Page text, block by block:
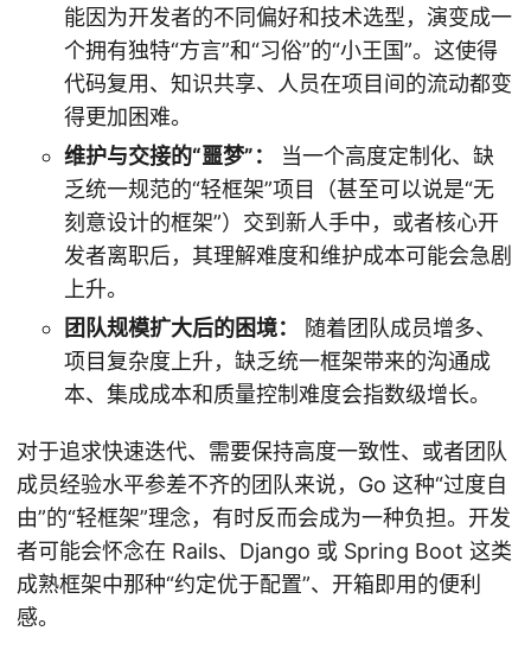
能因为开发者的不同偏好和技术选型，演变成一
个拥有独特“方言”和“习俗”的“小王国”。这使得
代码复用、知识共享、人员在项目间的流动都变
得更加困难。
维护与交接的“噩梦”：
当一个高度定制化、缺
乏统一规范的“轻框架”项目（甚至可以说是“无
刻意设计的框架”）交到新人手中，或者核心开
发者离职后，其理解难度和维护成本可能会急剧
上升。
团队规模扩大后的困境：
随着团队成员增多、
项目复杂度上升，缺乏统一框架带来的沟通成
本、集成成本和质量控制难度会指数级增长。
对于追求快速迭代、需要保持高度一致性、或者团队
成员经验水平参差不齐的团队来说，Go 这种“过度自
由”的“轻框架”理念，有时反而会成为一种负担。开发
者可能会怀念在 Rails、Django 或 Spring Boot 这类
成熟框架中那种“约定优于配置”、开箱即用的便利
感。